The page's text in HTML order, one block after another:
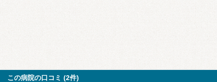
この病院の口コミ (2件)